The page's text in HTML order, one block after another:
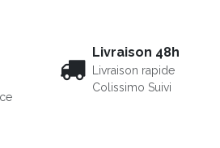
Livraison 48h
Livraison rapide
Colissimo Suivi